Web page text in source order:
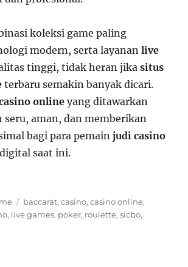
koleksi game paling
modern, serta layananlive
tinggi, tidak heran jikasitus
terbaru semakin banyak dicari.
online yang ditawarkan
seru, aman, dan memberikan
bagi para pemainjudi casino
saat ini.
Tags
baccarat,casino,casino online,
, live games, poker, roulette,sicbo,